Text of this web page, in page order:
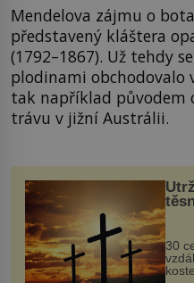
Mendelova zájmu o
představený kláštera
(1792–1867). Už tehdy
plodinami obchodovalo
tak například původem
trávu v jižní Austrálii.
30